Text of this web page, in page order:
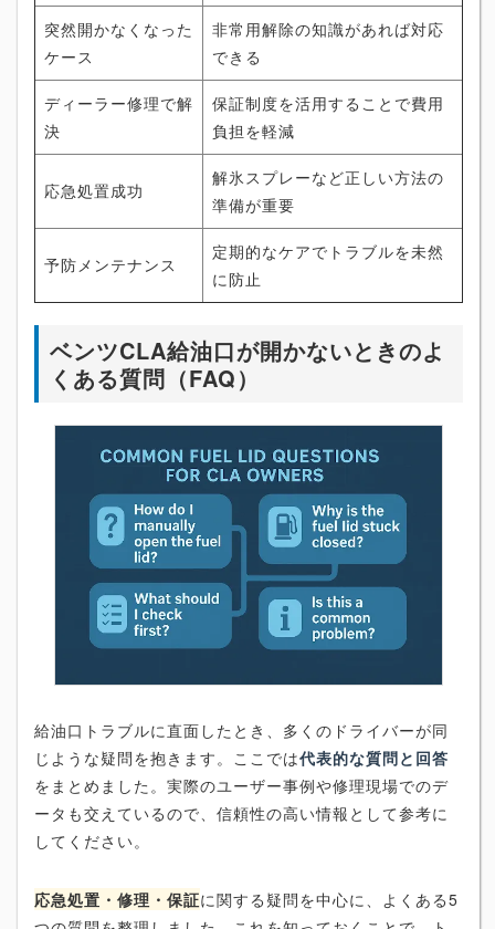
突然開かなくなった
ケース
非常用解除の知識があれば対応
できる
ディーラー修理で解
決
保証制度を活用することで費用
負担を軽減
応急処置成功
解氷スプレーなど正しい方法の
準備が重要
予防メンテナンス
定期的なケアでトラブルを未然
に防止
ベンツCLA給油口が開かないときのよ
くある質問（FAQ）
給油口トラブルに直面したとき、多くのドライバーが同
じような疑問を抱きます。ここでは代表的な質問と回答
をまとめました。実際のユーザー事例や修理現場でのデ
ータも交えているので、信頼性の高い情報として参考に
してください。
応急処置・修理・保証に関する疑問を中心に、よくある5